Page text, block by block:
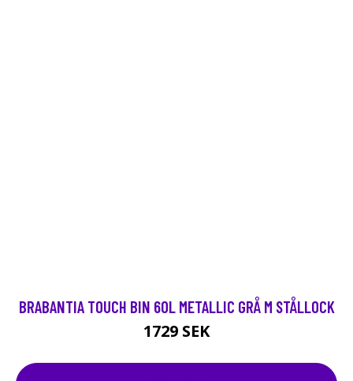
BRABANTIA TOUCH BIN 60L METALLIC GRÅ M STÅLLOCK
1729 SEK